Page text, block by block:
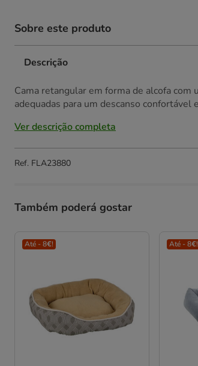
Sobre este produto
Descrição
Cama retangular em forma de alcofa com
adequadas para um descanso
Ver descrição completa
Ref. FLA23880
Também poderá gostar
Até - 8€! Até - 8€!